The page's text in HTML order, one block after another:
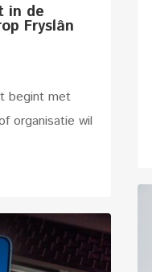
in de
Fryslân
begint met
organisatie wil